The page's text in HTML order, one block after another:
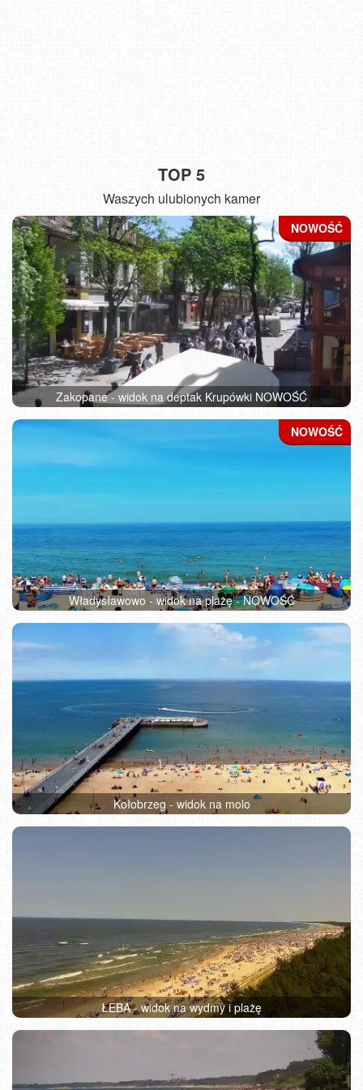
TOP 5
Waszych ulubionych kamer
Zakopane - widok na deptak Krupówki NOWOŚĆ
Władysławowo - widok na plażę - NOWOŚĆ
Kołobrzeg - widok na molo
ŁEBA - widok na wydmy i plażę